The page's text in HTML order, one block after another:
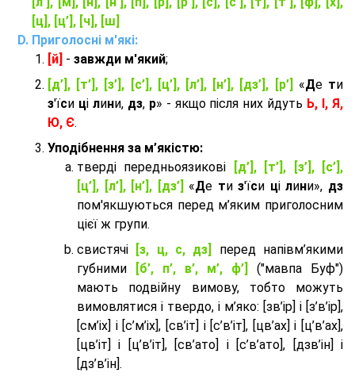
[ц], [ц’], [ч], [ш]
Приголосні м'які:
[й] - завжди м'який;
[д’], [т’], [з’], [с’], [ц’], [л’], [н’], [дз’], [р’]
«Де ти
з'їси ці лини, дз, р» - якщо після них йдуть Ь, І, Я,
Ю, Є.
Уподібнення за м’якістю:
тверді передньоязикові
[д’], [т’], [з’], [с’],
[ц’], [л’], [н’], [дз’] «Де тиз'їси цілини», дз
пом'якшуються перед м’яким приголосним
цієї ж групи.
cвистячі
[з, ц, с, дз]
перед напівм’якими
губними
[б’, п’, в’, м’, ф’]
("мавпа Буф")
мають подвійну вимову, тобто можуть
вимовлятися і твердо, і м’яко: [зв’ір] і [з’в’ір],
[см’іх] і [с’м’іх], [св’іт] і [с’в’іт], [цв’ах] і [ц’в’ах],
[цв’іт] і [ц’в’іт], [св’ато] і [с’в’ато], [дзв’iн] і
[дз’в’iн].